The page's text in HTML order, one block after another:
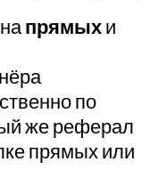
прямыхи
по
же реферал
прямых или